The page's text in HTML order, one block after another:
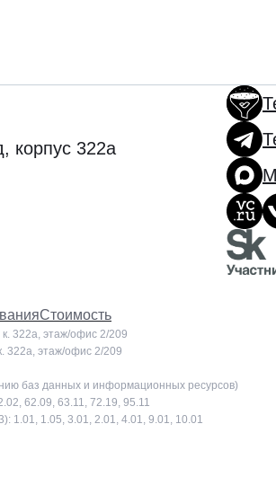
корпус 322а
Стоимость
322а, этаж/офис 2/209
322а, этаж/офис 2/209
баз данных и информационных ресурсов)
62.09, 63.11, 72.19, 95.11
1.01, 1.05, 3.01, 2.01, 4.01, 9.01, 10.01